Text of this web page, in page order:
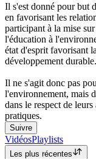
Il s'est donné pour but
en favorisant les
participant à la mise
l'éducation à
état d'esprit favorisant
développement durable.
Il ne s'agit donc pas
l'environnement, mais
dans le respect de
pratiques.
Suivre
VidéosPlaylists
Les plus récentes